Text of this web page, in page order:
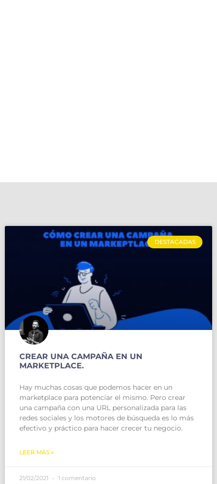
DESTACADAS
CREAR UNA CAMPAÑA EN UN
MARKETPLACE.
Hay muchas cosas que podemos hacer en un
marketplace para potenciar el mismo. Pero crear
una campaña con una URL personalizada para las
redes sociales y los motores de búsqueda es lo más
efectivo y práctico para hacer crecer tu negocio.
LEER MÁS »
21/02/2021 1 comentario